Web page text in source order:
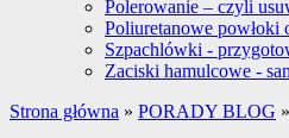
Polerowanie – czyli
Poliuretanowe powłoki
Szpachlówki -
Zaciski hamulcowe -
Strona główna » PORADY BLOG »